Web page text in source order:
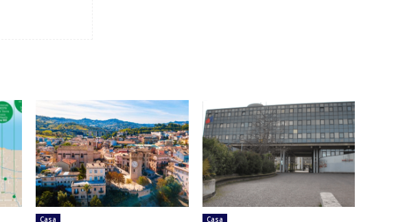
Casa Casa